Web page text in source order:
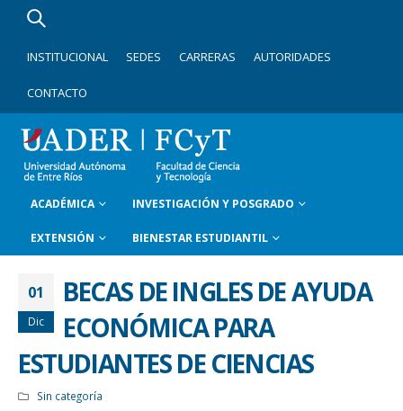
INSTITUCIONAL SEDES CARRERAS AUTORIDADES
CONTACTO
ACADÉMICA INVESTIGACIÓN Y POSGRADO
EXTENSIÓN BIENESTAR ESTUDIANTIL
01
Dic
BECAS DE INGLES DE AYUDA
ECONÓMICA PARA
ESTUDIANTES DE CIENCIAS
Sin categoría